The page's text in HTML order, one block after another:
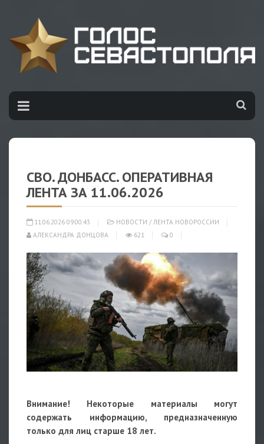
СВО. ДОНБАСС. ОПЕРАТИВНАЯ
ЛЕНТА ЗА 11.06.2026
11.06.2026 09:00:43 НОВОСТИ / ЛЕНТА НОВОРОССИИ
АЛЕКСАНДРА ДОНЦОВА
621 0
Внимание! Некоторые материалы могут
содержать информацию, предназначенную
только для лиц старше 18 лет.